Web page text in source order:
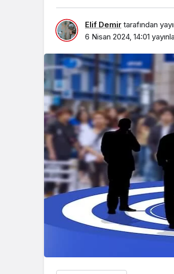
Elif Demir tarafından
6 Nisan 2024, 14:01